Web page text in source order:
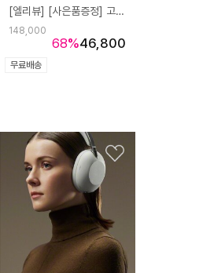
[엘리뷰] [사은품증정] 고주파 바디 마사지기 갈바닉 초음파 가정용 피부 LED 뷰티 디바이스 홈케어
68%
148,000
46,800
무료배송